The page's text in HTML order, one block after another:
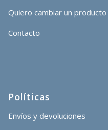
Quiero cambiar un producto
Contacto
Políticas
Envíos y devoluciones